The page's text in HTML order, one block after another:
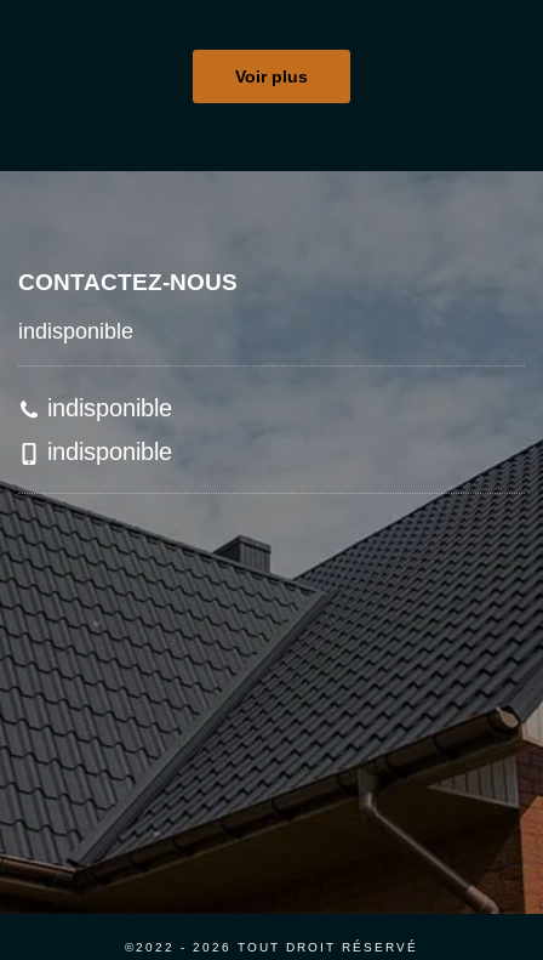
Voir plus
CONTACTEZ-NOUS
indisponible
indisponible
indisponible
©2022 - 2026 TOUT DROIT RÉSERVÉ